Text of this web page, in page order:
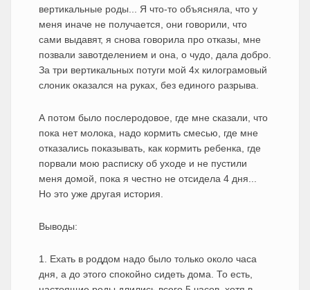
вертикальные роды... Я что-то объясняла, что у
меня иначе не получается, они говорили, что
сами выдавят, я снова говорила про отказы, мне
позвали завотделением и она, о чудо, дала добро.
За три вертикальных потуги мой 4х килограмовый
слоник оказался на руках, без единого разрыва.
А потом было послеродовое, где мне сказали, что
пока нет молока, надо кормить смесью, где мне
отказались показывать, как кормить ребенка, где
порвали мою расписку об уходе и не пустили
меня домой, пока я честно не отсидела 4 дня...
Но это уже другая история.
Выводы:
1. Ехать в роддом надо было только около часа
дня, а до этого спокойно сидеть дома. То есть,